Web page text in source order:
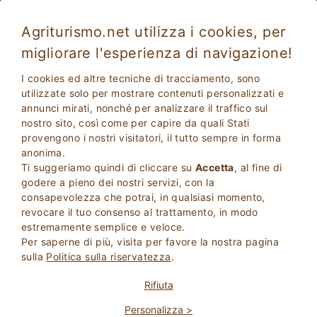
Agriturismo.net utilizza i cookies, per
migliorare l'esperienza di navigazione!
I cookies ed altre tecniche di tracciamento, sono
utilizzate solo per mostrare contenuti personalizzati e
annunci mirati, nonché per analizzare il traffico sul
nostro sito, così come per capire da quali Stati
provengono i nostri visitatori, il tutto sempre in forma
anonima.
Ti suggeriamo quindi di cliccare su Accetta, al fine di
godere a pieno dei nostri servizi, con la
consapevolezza che potrai, in qualsiasi momento,
revocare il tuo consenso al trattamento, in modo
estremamente semplice e veloce.
Per saperne di più, visita per favore la nostra pagina
sulla Politica sulla riservatezza.
Rifiuta
Personalizza >
2Adulti
0Bambini CERCA
Castiglion Fiorentino